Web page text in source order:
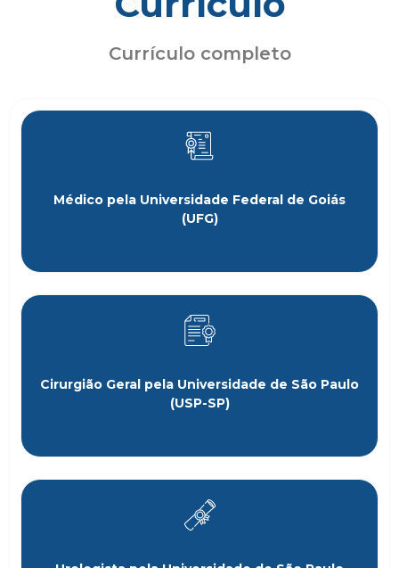
Currículo completo
Médico pela Universidade Federal de Goiás
(UFG)
Cirurgião Geral pela Universidade de São Paulo
(USP-SP)